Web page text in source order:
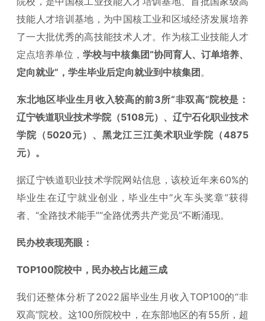
技能人才培训基地，为中国核工业和区域经济发展培养
了一大批优秀的高技能技术人才。作为核工业技能人才
定点培养单位，学校与中核集团“协同育人、订单培养、
定向就业”，学生毕业后定向就业到中核集团。
东北地区毕业生月收入较高的前3所“非双高”院校是：
辽宁铁道职业技术学院（5108元）、辽宁石化职业技术
学院（5020元）、黑龙江三江美术职业学院（4875
元）。
据辽宁铁道职业技术学院网站信息，该校近年来60%的
毕业生在辽宁就业创业，毕业生中“火车头奖章”获得
者、“全路技术能手”“全路优秀共产党员”不断涌现。
民办校表现亮眼：
TOP100院校中，民办校占比超三成
我们还整体分析了2022届毕业生月收入TOP100的“非
双高”院校。这100所院校中，在东部地区的有55所，超